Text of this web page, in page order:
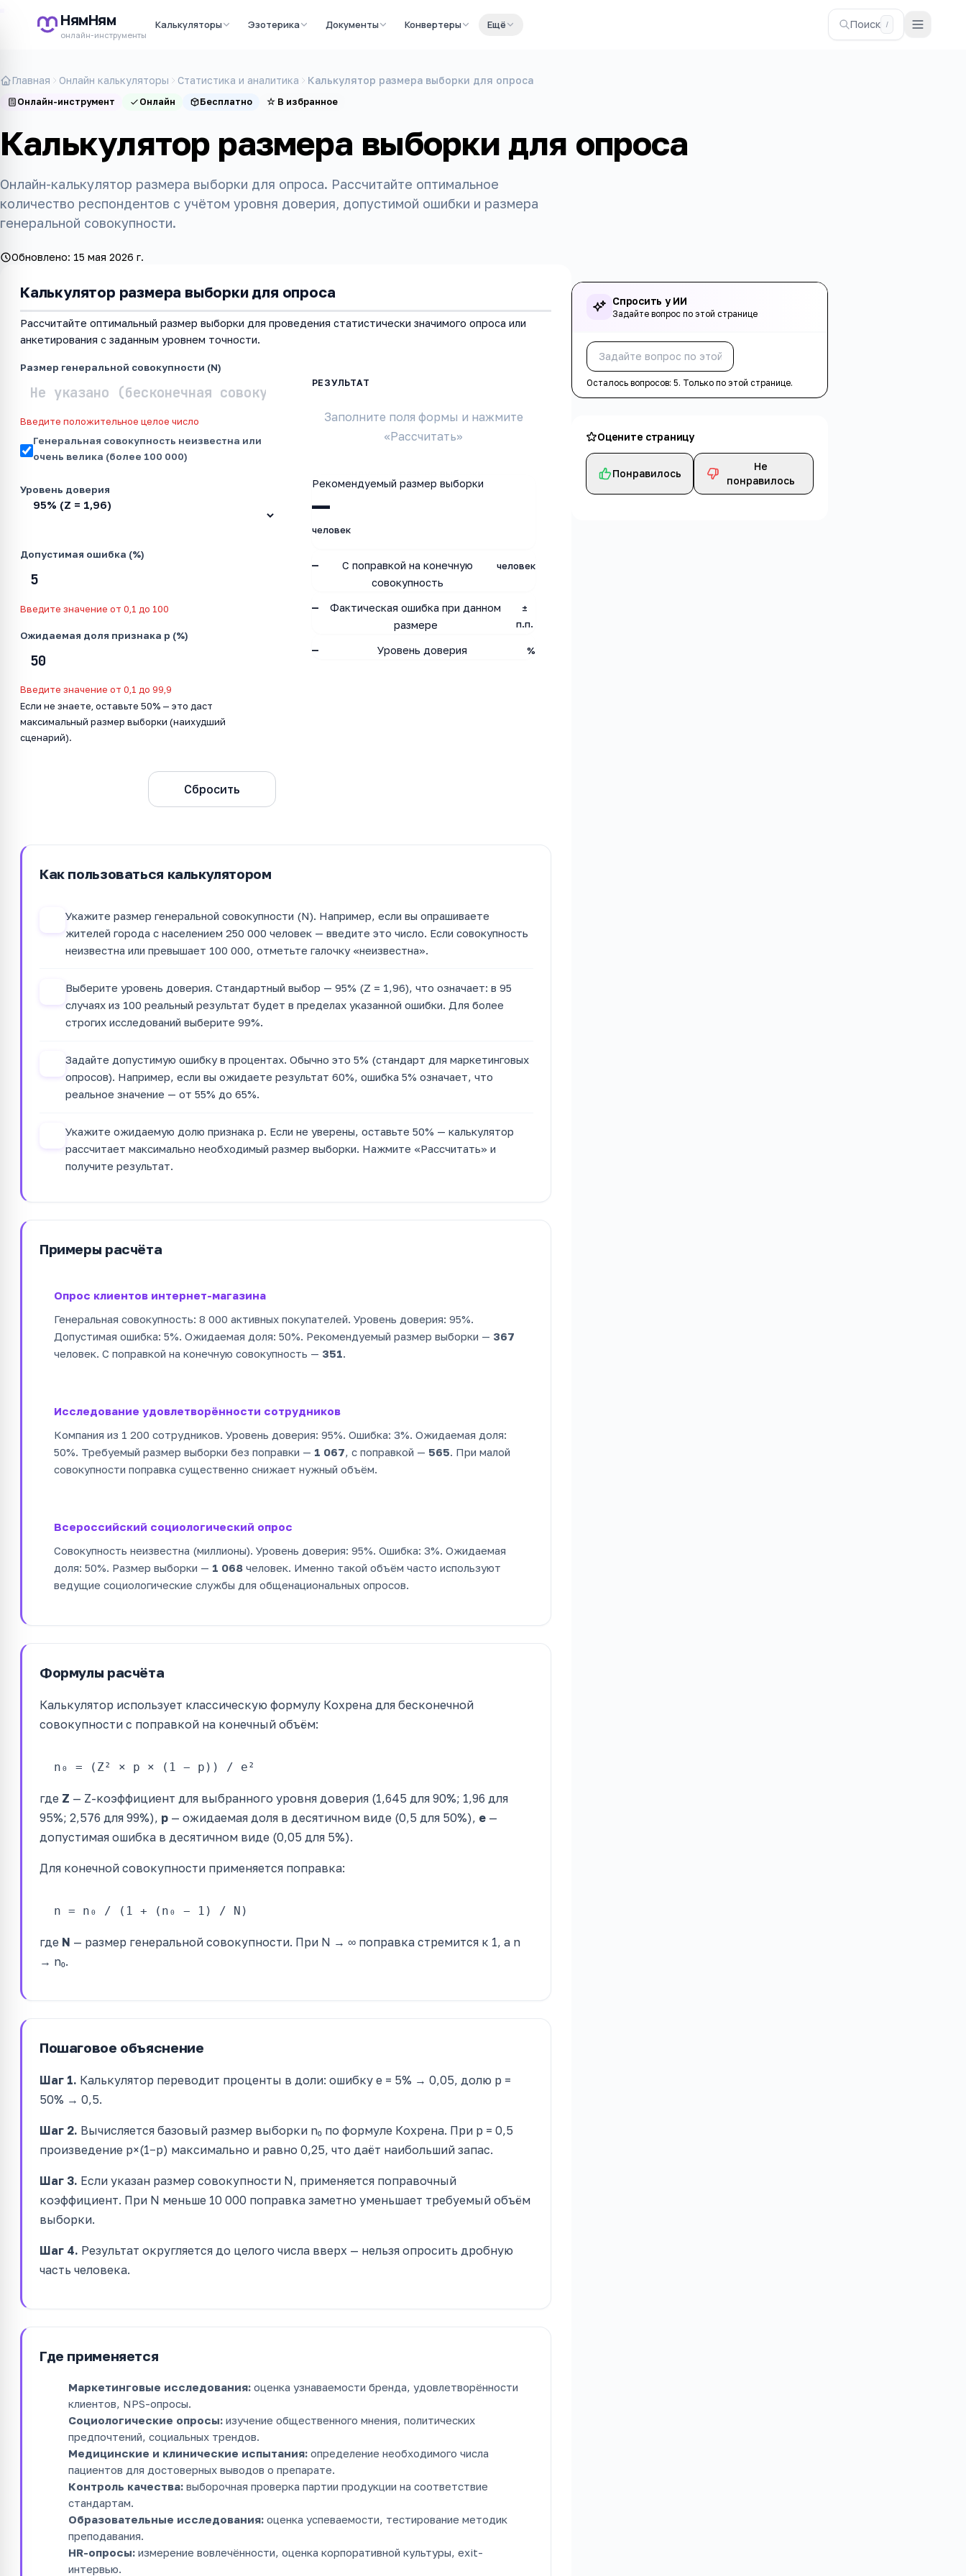
НямНям
онлайн-инструменты
Калькуляторы Эзотерика Документы Конвертеры Ещё Поиск /
Главная Онлайн калькуляторы Статистика и аналитика Калькулятор размера выборки для опроса
Онлайн-инструмент Онлайн Бесплатно ☆ В избранное
Калькулятор размера выборки для опроса
Онлайн-калькулятор размера выборки для опроса. Рассчитайте оптимальное
количество респондентов с учётом уровня доверия, допустимой ошибки и размера
генеральной совокупности.
Обновлено: 15 мая 2026 г.
Калькулятор размера выборки для опроса
Рассчитайте оптимальный размер выборки для проведения статистически значимого опроса или
анкетирования с заданным уровнем точности.
Размер генеральной совокупности (N)
Введите положительное целое число
Генеральная совокупность неизвестна или
очень велика (более 100 000)
Уровень доверия
Допустимая ошибка (%)
Введите значение от 0,1 до 100
Ожидаемая доля признака p (%)
Введите значение от 0,1 до 99,9
Если не знаете, оставьте 50% — это даст
максимальный размер выборки (наихудший
сценарий).
Сбросить
Заполните поля формы и нажмите
«Рассчитать»
—
Рекомендуемый размер выборки
человек
—
С поправкой на конечную
совокупность
человек
—
Фактическая ошибка при данном
размере
±
п.п.
— Уровень доверия %
Как пользоваться калькулятором
Укажите размер генеральной совокупности (N). Например, если вы опрашиваете
жителей города с населением 250 000 человек — введите это число. Если совокупность
неизвестна или превышает 100 000, отметьте галочку «неизвестна».
Выберите уровень доверия. Стандартный выбор — 95% (Z = 1,96), что означает: в 95
случаях из 100 реальный результат будет в пределах указанной ошибки. Для более
строгих исследований выберите 99%.
Задайте допустимую ошибку в процентах. Обычно это 5% (стандарт для маркетинговых
опросов). Например, если вы ожидаете результат 60%, ошибка 5% означает, что
реальное значение — от 55% до 65%.
Укажите ожидаемую долю признака p. Если не уверены, оставьте 50% — калькулятор
рассчитает максимально необходимый размер выборки. Нажмите «Рассчитать» и
получите результат.
Примеры расчёта
Опрос клиентов интернет-магазина
Генеральная совокупность: 8 000 активных покупателей. Уровень доверия: 95%.
Допустимая ошибка: 5%. Ожидаемая доля: 50%. Рекомендуемый размер выборки — 367
человек. С поправкой на конечную совокупность — 351.
Исследование удовлетворённости сотрудников
Компания из 1 200 сотрудников. Уровень доверия: 95%. Ошибка: 3%. Ожидаемая доля:
50%. Требуемый размер выборки без поправки — 1 067, с поправкой — 565. При малой
совокупности поправка существенно снижает нужный объём.
Всероссийский социологический опрос
Совокупность неизвестна (миллионы). Уровень доверия: 95%. Ошибка: 3%. Ожидаемая
доля: 50%. Размер выборки — 1 068 человек. Именно такой объём часто используют
ведущие социологические службы для общенациональных опросов.
Формулы расчёта
Калькулятор использует классическую формулу Кохрена для бесконечной
совокупности с поправкой на конечный объём:
n₀ = (Z² × p × (1 − p)) / e²
где Z — Z-коэффициент для выбранного уровня доверия (1,645 для 90%; 1,96 для
95%; 2,576 для 99%), p — ожидаемая доля в десятичном виде (0,5 для 50%), e —
допустимая ошибка в десятичном виде (0,05 для 5%).
Для конечной совокупности применяется поправка:
n = n₀ / (1 + (n₀ − 1) / N)
где N — размер генеральной совокупности. При N → ∞ поправка стремится к 1, а n
→ n₀.
Пошаговое объяснение
Шаг 1. Калькулятор переводит проценты в доли: ошибку e = 5% → 0,05, долю p =
50% → 0,5.
Шаг 2. Вычисляется базовый размер выборки n₀ по формуле Кохрена. При p = 0,5
произведение p×(1−p) максимально и равно 0,25, что даёт наибольший запас.
Шаг 3. Если указан размер совокупности N, применяется поправочный
коэффициент. При N меньше 10 000 поправка заметно уменьшает требуемый объём
выборки.
Шаг 4. Результат округляется до целого числа вверх — нельзя опросить дробную
часть человека.
Где применяется
Маркетинговые исследования: оценка узнаваемости бренда, удовлетворённости
клиентов, NPS-опросы.
Социологические опросы: изучение общественного мнения, политических
предпочтений, социальных трендов.
Медицинские и клинические испытания: определение необходимого числа
пациентов для достоверных выводов о препарате.
Контроль качества: выборочная проверка партии продукции на соответствие
стандартам.
Образовательные исследования: оценка успеваемости, тестирование методик
преподавания.
HR-опросы: измерение вовлечённости, оценка корпоративной культуры, exit-
интервью.
Спросить у ИИ
Задайте вопрос по этой странице
Осталось вопросов:5. Только по этой странице.
Оцените страницу
Понравилось
Не
понравилось